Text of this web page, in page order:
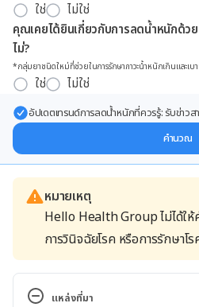
ใช่
ไม่ใช่
คุณเคยได้ยินเกี่ยวกับการลดน้ำหนักด้ว
ไม่?
*กลุ่มยาชนิดใหม่ที่ช่วยในการรักษาภาวะน้ำหนักเกินและเ
ใช่ ไม่ใช่
อัปเดตเทรนด์การลดน้ำหนักที่ควรรู้: รับข่าว
คำนวณ
หมายเหตุ
Hello Health Group ไม่ได้ให้
การวินิจฉัยโรค หรือการรักษาโ
แหล่งที่มา